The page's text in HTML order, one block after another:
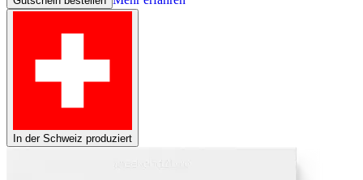
In der Schweiz produziert